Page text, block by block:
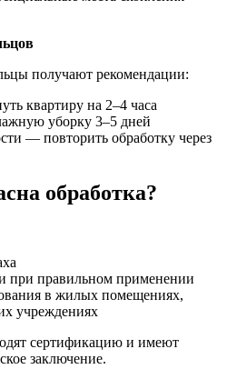
получают рекомендации:
квартиру на 2–4 часа
уборку 3–5 дней
— повторить обработку через
обработка?
при правильном применении
в жилых помещениях,
учреждениях
сертификацию и имеют
заключение.